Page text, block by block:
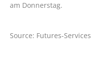
am Donnerstag.
Source: Futures-Services